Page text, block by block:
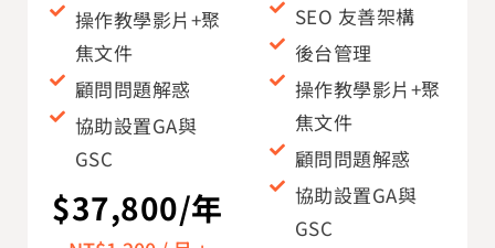
操作教學影片+聚
焦文件
顧問問題解惑
協助設置GA與
GSC
$37,800/年
SEO 友善架構
後台管理
操作教學影片+聚
焦文件
顧問問題解惑
協助設置GA與
GSC